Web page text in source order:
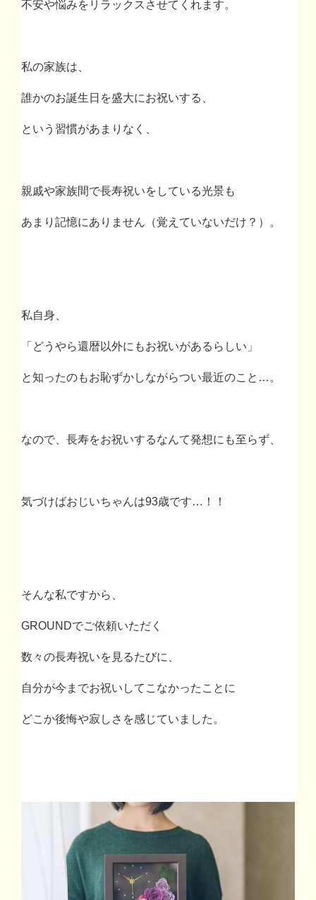
不安や悩みをリラックスさせてくれます。
私の家族は、
誰かのお誕生日を盛大にお祝いする、
という習慣があまりなく、
親戚や家族間で長寿祝いをしている光景も
あまり記憶にありません（覚えていないだけ？）。
私自身、
「どうやら還暦以外にもお祝いがあるらしい」
と知ったのもお恥ずかしながらつい最近のこと
なので、長寿をお祝いするなんて発想にも至らず、
気づけばおじいちゃんは93歳です ！！
そんな私ですから、
GROUNDでご依頼いただく
数々の長寿祝いを見るたびに、
自分が今までお祝いしてこなかったことに
どこか後悔や寂しさを感じていました。